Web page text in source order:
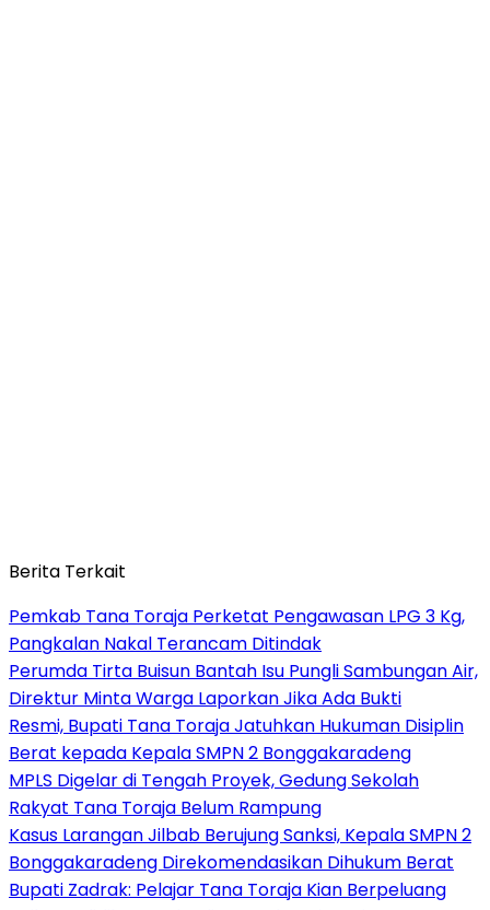
Berita Terkait
Pemkab Tana Toraja Perketat Pengawasan LPG 3 Kg,
Pangkalan Nakal Terancam Ditindak
Perumda Tirta Buisun Bantah Isu Pungli Sambungan Air,
Direktur Minta Warga Laporkan Jika Ada Bukti
Resmi, Bupati Tana Toraja Jatuhkan Hukuman Disiplin
Berat kepada Kepala SMPN 2 Bonggakaradeng
MPLS Digelar di Tengah Proyek, Gedung Sekolah
Rakyat Tana Toraja Belum Rampung
Kasus Larangan Jilbab Berujung Sanksi, Kepala SMPN 2
Bonggakaradeng Direkomendasikan Dihukum Berat
Bupati Zadrak: Pelajar Tana Toraja Kian Berpeluang